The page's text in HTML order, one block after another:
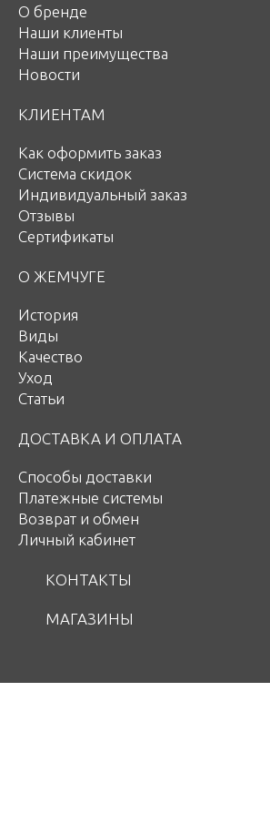
О бренде
Наши клиенты
Наши преимущества
Новости
КЛИЕНТАМ
Как оформить заказ
Система скидок
Индивидуальный заказ
Отзывы
Сертификаты
О ЖЕМЧУГЕ
История
Виды
Качество
Уход
Статьи
ДОСТАВКА И ОПЛАТА
Способы доставки
Платежные системы
Возврат и обмен
Личный кабинет
КОНТАКТЫ
МАГАЗИНЫ